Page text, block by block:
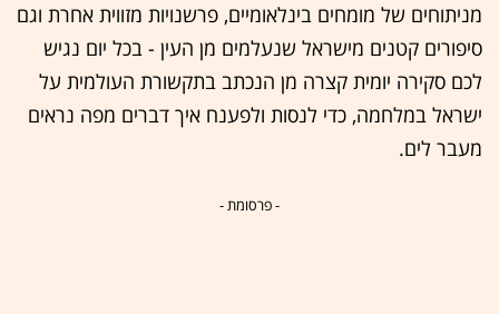
מניתוחים של מומחים בינלאומיים, פרשנויות מזווית אחרת וגם
סיפורים קטנים מישראל שנעלמים מן העין - בכל יום נגיש
לכם סקירה יומית קצרה מן הנכתב בתקשורת העולמית על
ישראל במלחמה, כדי לנסות ולפענח איך דברים מפה נראים
מעבר לים.
- פרסומת -